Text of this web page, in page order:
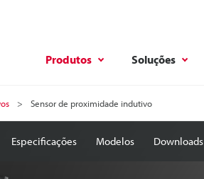
Produtos Soluções
Sensor de proximidade indutivo
Especificações Modelos Downloads